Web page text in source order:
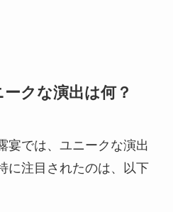
クな演出は何？
宴では、ユニークな演出
に注目されたのは、以下